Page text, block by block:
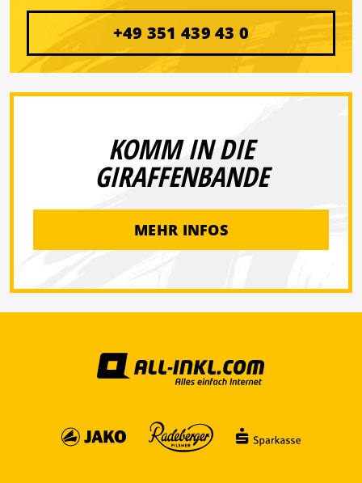
+49 351 439 43 0
KOMM IN DIE
GIRAFFENBANDE
MEHR INFOS